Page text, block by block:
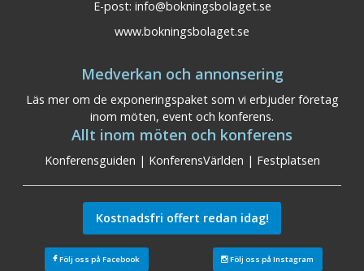
Konferensplatser: 500 Bäddar: 388
mötes- och konferensanläggning, vackert
belägen vid Mälarens strand i Bålsta. På
mindre än en timme når du oss från
Stockholm, Uppsala och Arlanda flygplats.
Med 388 sängplatser och 22 konferenslokaler
– den största med kapacitet på upp till 475
personer – s ...
Visa på karta
E-post: info@bokningsbolaget.se
www.bokningsbolaget.se
Medverkan och annonsering
Läs mer om de exponeringspaket som vi erbjuder företag
inom möten, event och konferens.
Allt inom möten och konferens
Konferensguiden | KonferensVärlden | Festplatsen
Kostnadsfri offert redan idag!
Följ oss på Facebook Följ oss på Instagram